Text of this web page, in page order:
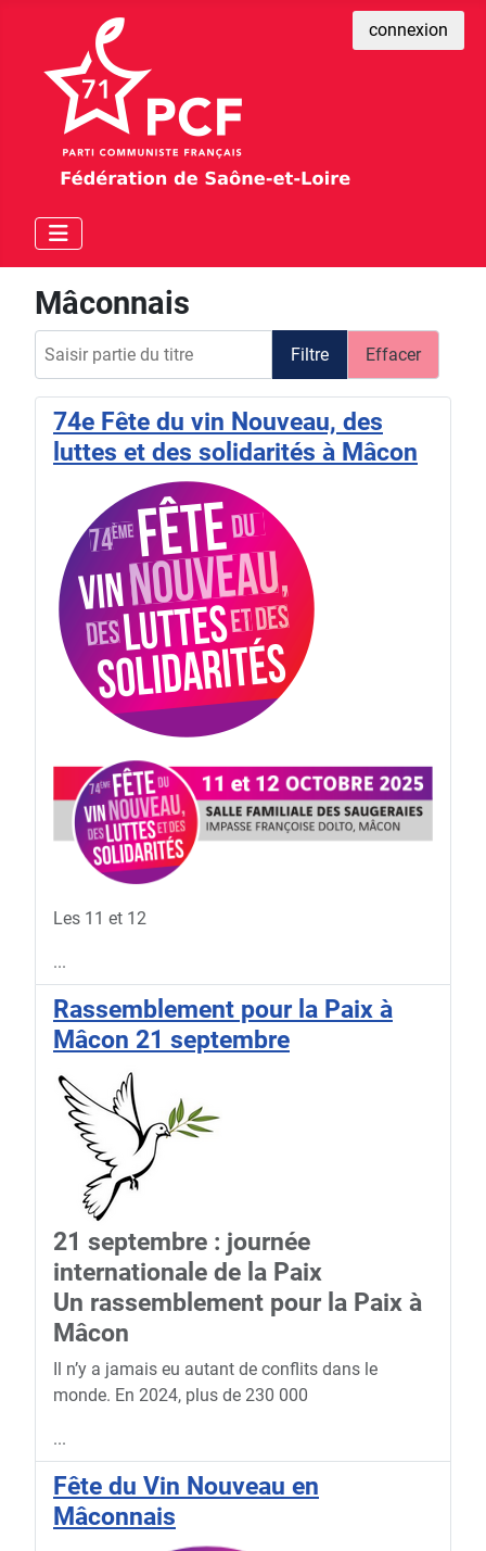
connexion
Mâconnais
Filtre Effacer
74e Fête du vin Nouveau, des
luttes et des solidarités à Mâcon
Les 11 et 12
...
Rassemblement pour la Paix à
Mâcon 21 septembre
21 septembre : journée
internationale de la Paix
Un rassemblement pour la Paix à
Mâcon
Il n’y a jamais eu autant de conflits dans le
monde. En 2024, plus de 230 000
...
Fête du Vin Nouveau en
Mâconnais